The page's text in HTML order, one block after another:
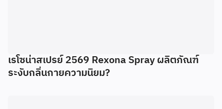
เรโซน่าสเปรย์ 2569 Rexona Spray ผลิตภัณฑ์
ระงับกลิ่นกายความนิยม?